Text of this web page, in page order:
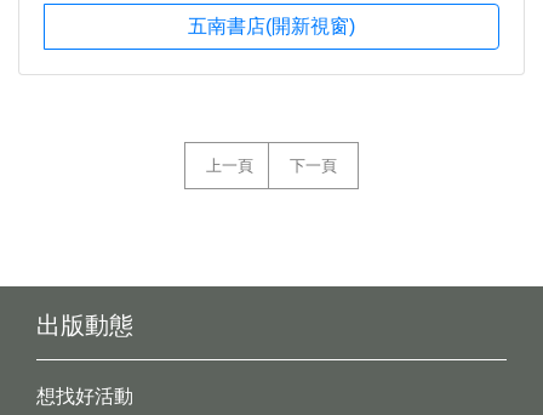
五南書店(開新視窗)
上一頁 下一頁
出版動態
想找好活動